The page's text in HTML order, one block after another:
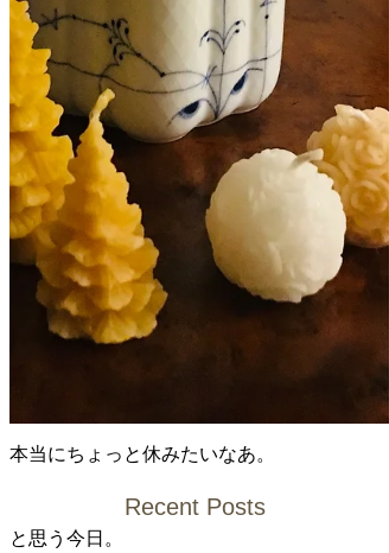
いと思い、大した距離ではないのだけれど
も、一等車にする。
先生がお昼を差し入れてくれる。
早朝から何も食べていなかったので、ありが
たくいただく。
電車の中でしなくてはいけない仕事を印刷す
る。
最近お気に入りのリンツのホワイトチョコを
本当にちょっと休みたいなあ。
と思う今日。
Recent Posts